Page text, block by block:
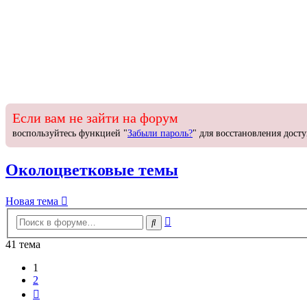
Если вам не зайти на форум
воспользуйтесь функцией "Забыли пароль?" для восстановления
Околоцветковые темы
Новая
тема
Новая тема
Поиск
41 тема
1
2